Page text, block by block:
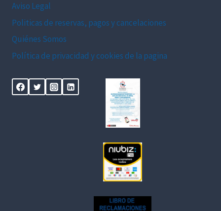
Aviso Legal
Politicas de reservas, pagos y cancelaciones
Quiénes Somos
Política de privacidad y cookies de la pagina